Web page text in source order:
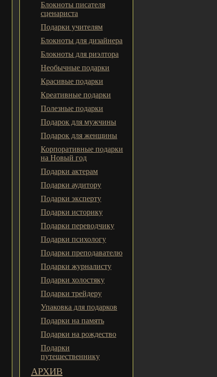
Блокноты писателя
сценариста
Подарки учителям
Блокноты для дизайнера
Блокноты для риэлтора
Необычные подарки
Красивые подарки
Креативные подарки
Полезные подарки
Подарок для мужчины
Подарок для женщины
Корпоративные подарки
на Новый год
Подарки актерам
Подарки аудитору
Подарки эксперту
Подарки историку
Подарки переводчику
Подарки психологу
Подарки преподавателю
Подарки журналисту
Подарки холостяку
Подарки трейдеру
Упаковка для подарков
Подарки на память
Подарки на рождество
Подарки
путешественнику
АРХИВ